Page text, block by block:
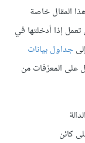
المقال خاصة
إذا أدخلتها في
جداول بيانات
على المعرّفات من
كائن